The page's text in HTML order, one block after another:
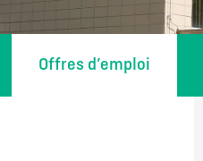
Offres d’emploi